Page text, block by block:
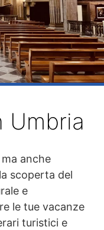
Umbria
anche
scoperta del
e
le tue vacanze
turistici e